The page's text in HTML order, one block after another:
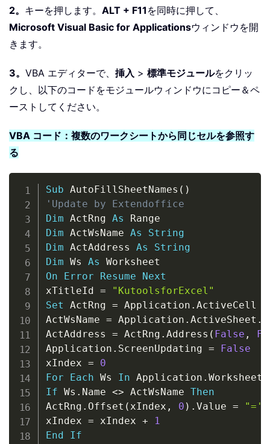
2。 キーを押します。 ALT + F11 を同時に押して、
Microsoft Visual Basic for Applicationsウィンドウを開
きます。
3。 VBA エディターで、 挿入 > 標準モジュールをクリッ
クし、以下のコードをモジュールウィンドウにコピー＆ペ
ーストしてください。
VBA コード：複数のワークシートから同じセルを参照す
る
Sub AutoFillSheetNames ( )
'Update by Extendoffice
Dim ActRng As
Dim ActWsName As
String
Dim ActAddress As
String
Dim Ws As
On
Error Resume
Next
xTitleId =
"KutoolsforExcel"
Set ActRng = Application . ActiveCell
ActWsName = Application . ActiveSheet .
ActAddress = ActRng . Address ( False ,
Application . ScreenUpdating =
False
xIndex =
0
For
Each Ws In Application .
If Ws . Name <> ActWsName Then
ActRng . Offset ( xIndex , 0 ) . Value =
"='"
xIndex = xIndex +
1
End
If